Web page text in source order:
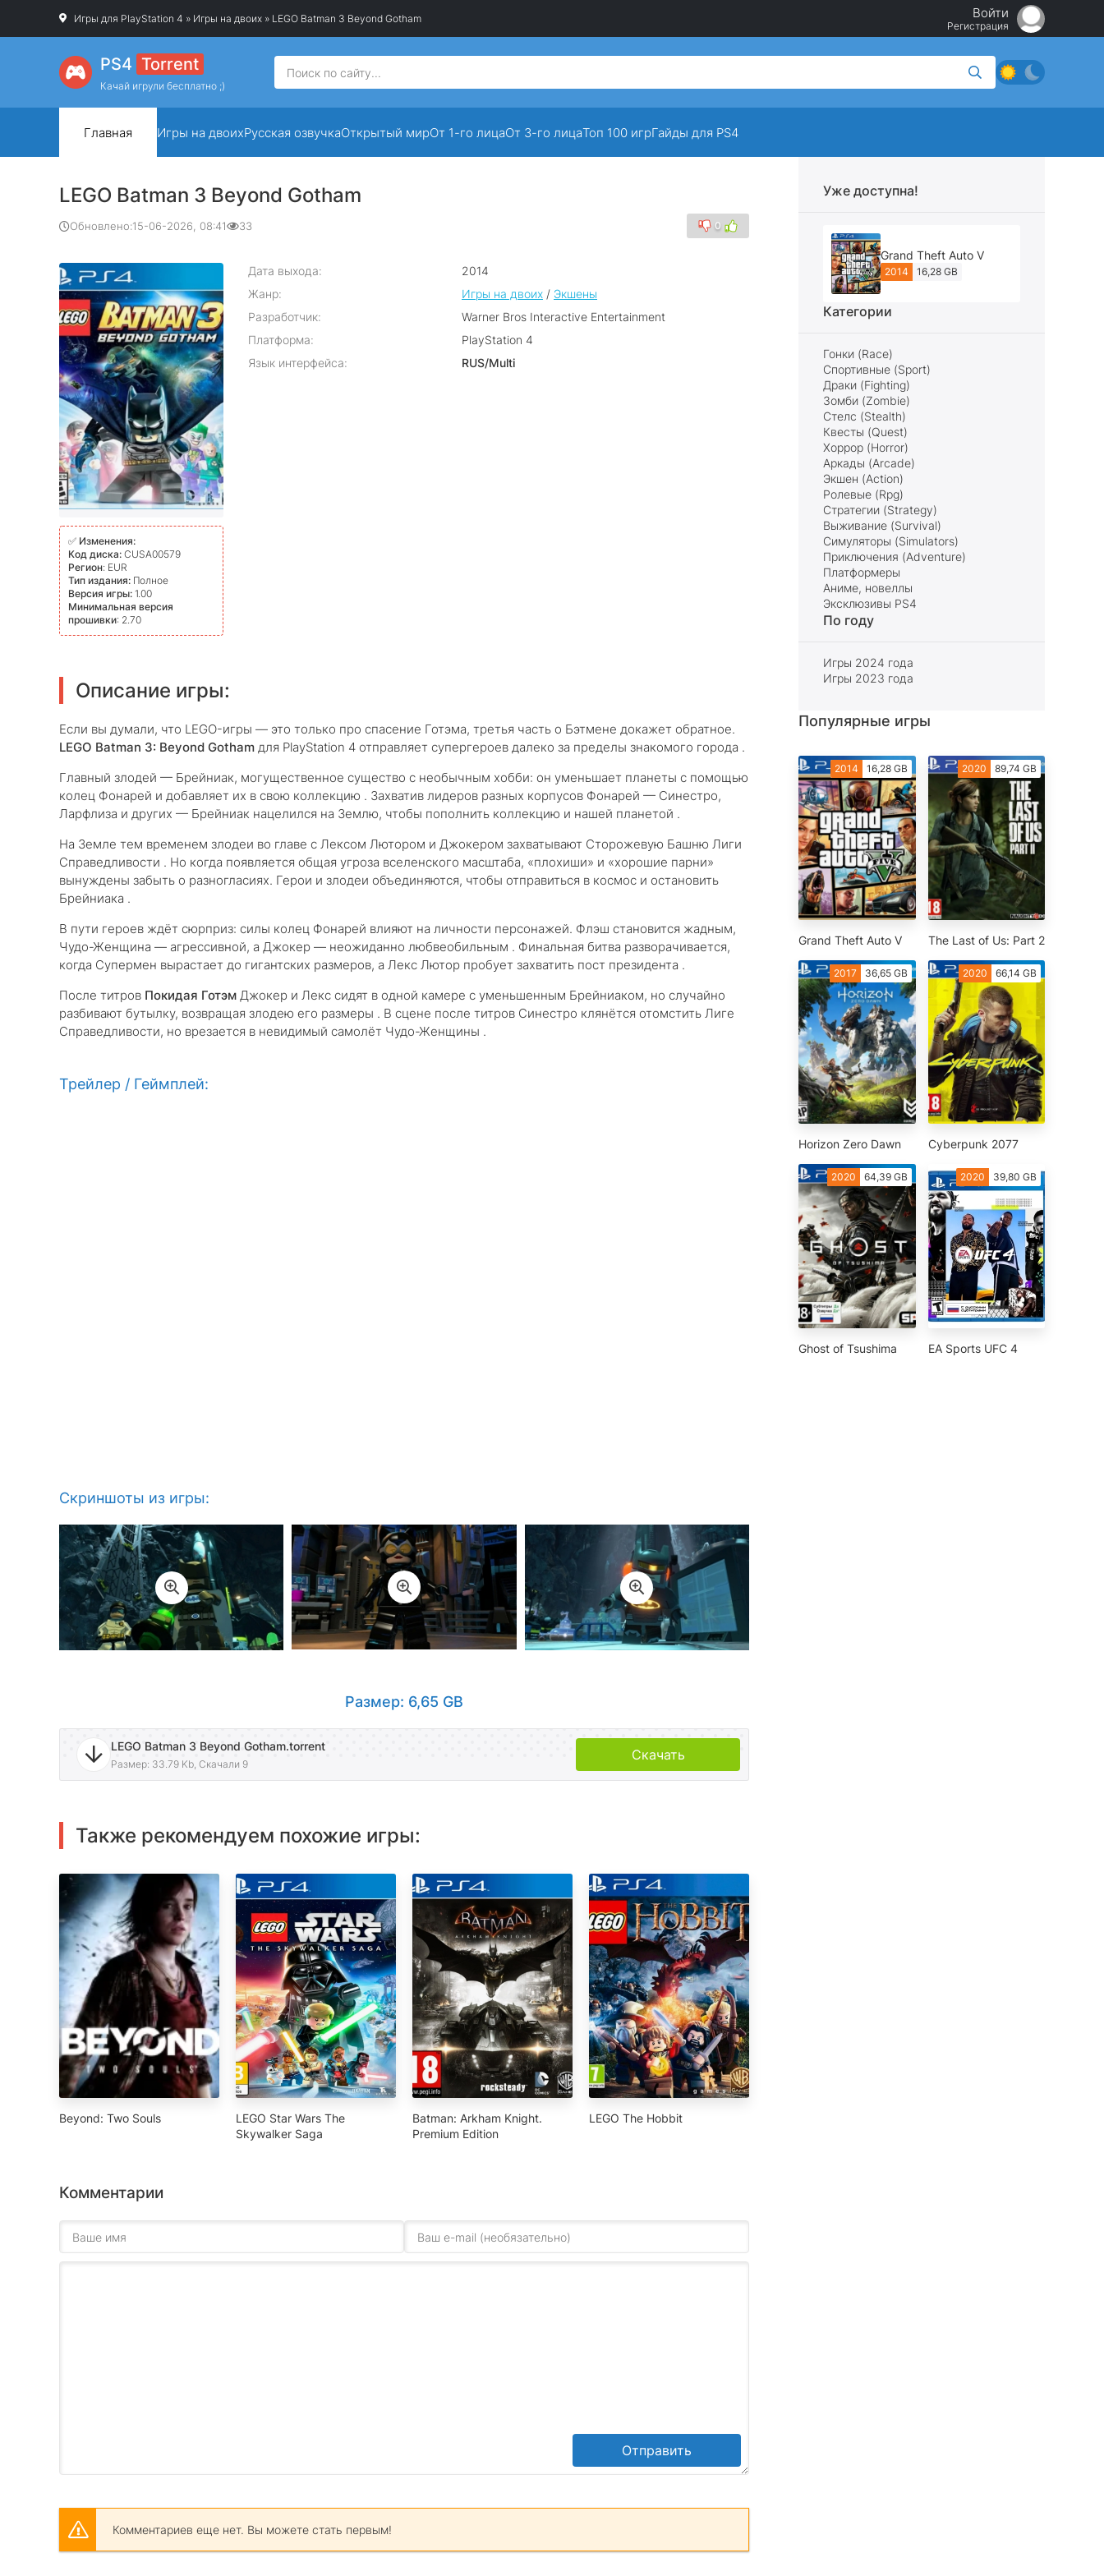
Игры для PlayStation 4 » Игры на двоих » LEGO Batman 3 Beyond Gotham Войти
Регистрация
PS4 Torrent
Качай игрули бесплатно ;)
Главная Игры на двоихРусская озвучкаОткрытый мирОт 1-го лицаОт 3-го лицаТоп 100 игрГайды для PS4
LEGO Batman 3 Beyond Gotham
Обновлено:15-06-2026, 08:41 33 0
✅ Изменения:
Код диска: CUSA00579
Регион: EUR
Тип издания: Полное
Версия игры: 1.00
Минимальная версия
прошивки: 2.70
Дата выхода:
2014
Жанр:
Игры на двоих / Экшены
Разработчик:
Warner Bros Interactive Entertainment
Платформа:
PlayStation 4
Язык интерфейса:
RUS/Multi
Описание игры:
Если вы думали, что LEGO-игры — это только про спасение Готэма, третья часть о Бэтмене докажет обратное.
LEGO Batman 3: Beyond Gotham для PlayStation 4 отправляет супергероев далеко за пределы знакомого города .
Главный злодей — Брейниак, могущественное существо с необычным хобби: он уменьшает планеты с помощью
колец Фонарей и добавляет их в свою коллекцию . Захватив лидеров разных корпусов Фонарей — Синестро,
Ларфлиза и других — Брейниак нацелился на Землю, чтобы пополнить коллекцию и нашей планетой .
На Земле тем временем злодеи во главе с Лексом Лютором и Джокером захватывают Сторожевую Башню Лиги
Справедливости . Но когда появляется общая угроза вселенского масштаба, «плохиши» и «хорошие парни»
вынуждены забыть о разногласиях. Герои и злодеи объединяются, чтобы отправиться в космос и остановить
Брейниака .
В пути героев ждёт сюрприз: силы колец Фонарей влияют на личности персонажей. Флэш становится жадным,
Чудо-Женщина — агрессивной, а Джокер — неожиданно любвеобильным . Финальная битва разворачивается,
когда Супермен вырастает до гигантских размеров, а Лекс Лютор пробует захватить пост президента .
После титров Покидая Готэм Джокер и Лекс сидят в одной камере с уменьшенным Брейниаком, но случайно
разбивают бутылку, возвращая злодею его размеры . В сцене после титров Синестро клянётся отомстить Лиге
Справедливости, но врезается в невидимый самолёт Чудо-Женщины .
Трейлер / Геймплей:
Скриншоты из игры:
Размер: 6,65 GB
LEGO Batman 3 Beyond Gotham.torrent
Размер: 33.79 Kb, Скачали 9
Скачать
Также рекомендуем похожие игры:
Beyond: Two Souls
LEGO Star Wars The
Skywalker Saga
Batman: Arkham Knight.
Premium Edition
LEGO The Hobbit
Комментарии
Отправить
Комментариев еще нет. Вы можете стать первым!
Уже доступна!
Grand Theft Auto V
2014 16,28 GB
Категории
Гонки (Race)
Спортивные (Sport)
Драки (Fighting)
Зомби (Zombie)
Стелс (Stealth)
Квесты (Quest)
Хоррор (Horror)
Аркады (Arcade)
Экшен (Action)
Ролевые (Rpg)
Стратегии (Strategy)
Выживание (Survival)
Симуляторы (Simulators)
Приключения (Adventure)
Платформеры
Аниме, новеллы
Эксклюзивы PS4
По году
Игры 2024 года
Игры 2023 года
Популярные игры
2014 16,28 GB
Grand Theft Auto V
2020 89,74 GB
The Last of Us: Part 2
2017 36,65 GB
Horizon Zero Dawn
2020 66,14 GB
Cyberpunk 2077
2020 64,39 GB
Ghost of Tsushima
2020 39,80 GB
EA Sports UFC 4